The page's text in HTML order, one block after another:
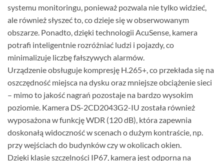
systemu monitoringu, ponieważ pozwala nie tylko widzieć,
ale również słyszeć to, co dzieje się w obserwowanym
obszarze. Ponadto, dzięki technologii AcuSense, kamera
potrafi inteligentnie rozróżniać ludzi i pojazdy, co
minimalizuje liczbę fałszywych alarmów.
Urządzenie obsługuje kompresję H.265+, co przekłada się na
oszczędność miejsca na dysku oraz mniejsze obciążenie sieci
– mimo to jakość nagrań pozostaje na bardzo wysokim
poziomie. Kamera DS-2CD2043G2-IU została również
wyposażona w funkcję WDR (120 dB), która zapewnia
doskonałą widoczność w scenach o dużym kontraście, np.
przy wejściach do budynków czy w okolicach okien.
Dzięki klasie szczelności IP67, kamera jest odporna na